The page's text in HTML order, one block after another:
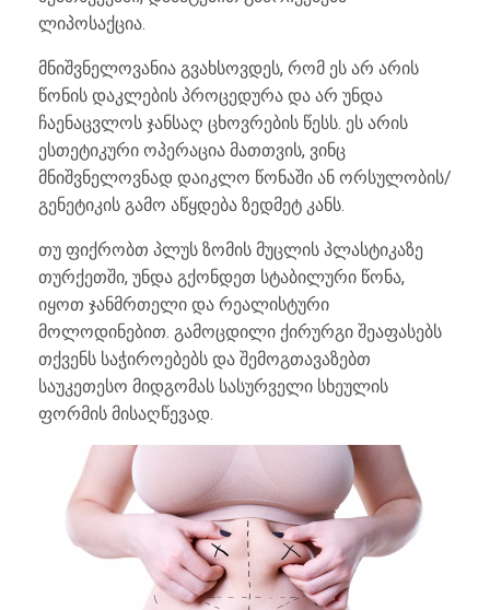
ლიპოსაქცია.
მნიშვნელოვანია გვახსოვდეს, რომ ეს არ არის
წონის დაკლების პროცედურა და არ უნდა
ჩაენაცვლოს ჯანსაღ ცხოვრების წესს. ეს არის
ესთეტიკური ოპერაცია მათთვის, ვინც
მნიშვნელოვნად დაიკლო წონაში ან ორსულობის/
გენეტიკის გამო აწყდება ზედმეტ კანს.
თუ ფიქრობთ პლუს ზომის მუცლის პლასტიკაზე
თურქეთში, უნდა გქონდეთ სტაბილური წონა,
იყოთ ჯანმრთელი და რეალისტური
მოლოდინებით. გამოცდილი ქირურგი შეაფასებს
თქვენს საჭიროებებს და შემოგთავაზებთ
საუკეთესო მიდგომას სასურველი სხეულის
ფორმის მისაღწევად.